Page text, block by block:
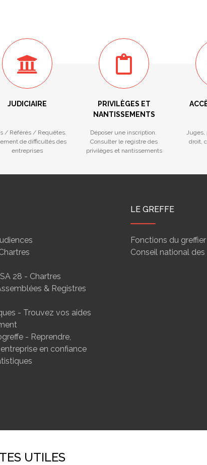
JUDICIAIRE
/ Référés / Requêtes.
de difficultés des
entreprises
PRIVILÈGES ET
NANTISSEMENTS
Déposer une inscription.
Consulter le registre des
privilèges et nantissements
Juges,
droit,
28 - Chartres
& Registres
- Trouvez vos aides
- Reprendre,
en confiance
LE GREFFE
Fonctions du greffier
Conseil national des
UTILES